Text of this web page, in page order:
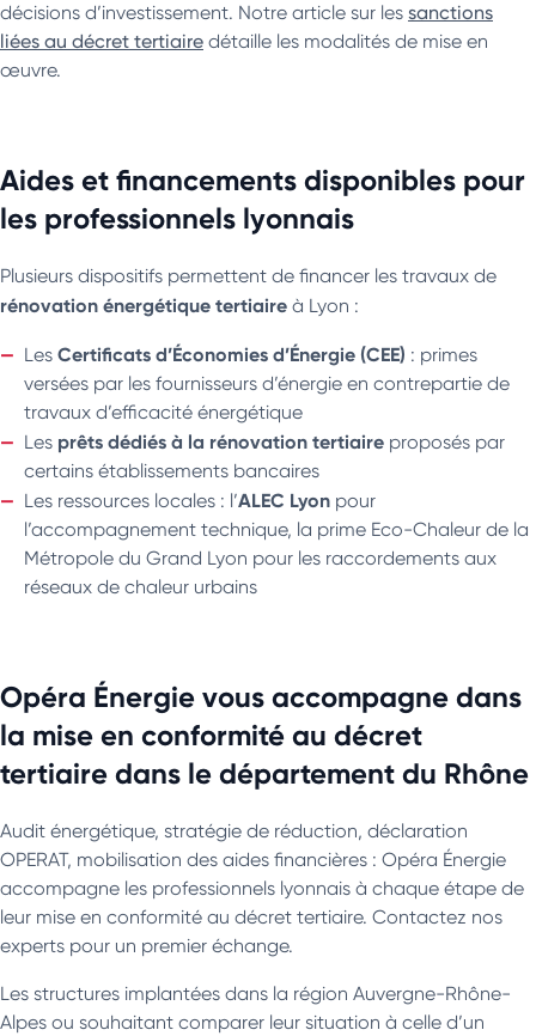
décisions d’investissement. Notre article sur les sanctions
liées au décret tertiaire détaille les modalités de mise en
œuvre.
Aides et financements disponibles pour
les professionnels lyonnais
Plusieurs dispositifs permettent de financer les travaux de
rénovation énergétique tertiaire à Lyon :
Les Certificats d’Économies d’Énergie (CEE) : primes
versées par les fournisseurs d’énergie en contrepartie de
travaux d’efficacité énergétique
Les prêts dédiés à la rénovation tertiaire proposés par
certains établissements bancaires
Les ressources locales : l’ALEC Lyon pour
l’accompagnement technique, la prime Eco-Chaleur de la
Métropole du Grand Lyon pour les raccordements aux
réseaux de chaleur urbains
Opéra Énergie vous accompagne dans
la mise en conformité au décret
tertiaire dans le département du Rhône
Audit énergétique, stratégie de réduction, déclaration
OPERAT, mobilisation des aides financières : Opéra Énergie
accompagne les professionnels lyonnais à chaque étape de
leur mise en conformité au décret tertiaire. Contactez nos
experts pour un premier échange.
Les structures implantées dans la région Auvergne-Rhône-
Alpes ou souhaitant comparer leur situation à celle d’un